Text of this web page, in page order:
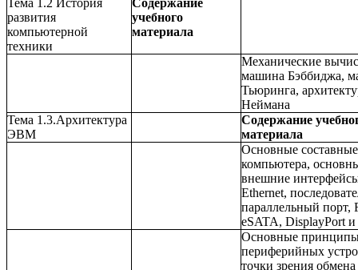
Тема 1.2 История
развития
компьютерной
техники
Содержание
учебного
материала
Механические
машина Бэббиджа,
Тьюринга,
Неймана
Тема 1.3.Архитектура
ЭВМ
Содержание
материала
Основные
компьютера,
внешние
Ethernet,
параллельный порт,
eSATA, DisplayPort и
Основные
периферийных
точки зрения обмена